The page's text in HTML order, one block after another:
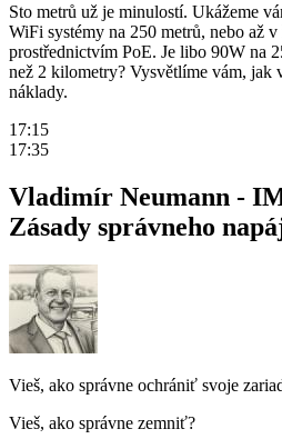
Sto metrů už je minulostí. Ukážeme
WiFi systémy na 250 metrů, nebo až
prostřednictvím PoE. Je libo 90W na
než 2 kilometry? Vysvětlíme vám, jak
náklady.
17:15
17:35
Vladimír Neumann -
Zásady správneho
Vieš, ako správne ochrániť svoje
Vieš, ako správne zemniť?